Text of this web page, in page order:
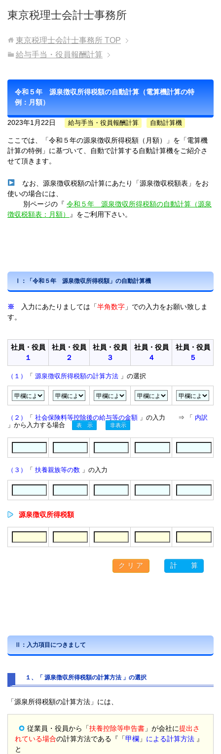
東京税理士会計士事務所
東京税理士会計士事務所 TOP
給与手当・役員報酬計算
令和５年 源泉徴収所得税額の自動計算（電算機計算の特
例：月額）
2023年1月22日 給与手当・役員報酬計算 自動計算機
ここでは、「令和５年の源泉徴収所得税額（月額）」を「電算機
計算の特例」に基づいて、自動で計算する自動計算機をご紹介さ
せて頂きます。
なお、源泉徴収税額の計算にあたり「源泉徴収税額表」をお
使いの場合には、
別ページの『 令和５年 源泉徴収所得税額の自動計算（源泉
徴収税額表：月額）
』をご利用下さい。
Ⅰ：「令和５年 源泉徴収所得税額」の自動計算機
※ 入力にあたりましては「半角数字 」での入力をお願い致しま
す。
社員・役員
１
社員・役員
２
社員・役員
３
社員・役員
４
社員・役員
５
（１） 「 源泉徴収所得税額の計算方法 」の選択
（２） 「 社会保険料等控除後の給与等の金額 」の入力 ⇒ 「 内訳
」から入力する場合
（３） 「 扶養親族等の数 」の入力
源泉徴収所得税額
Ⅱ：入力項目につきまして
１、「 源泉徴収所得税額の計算方法 」の選択
「源泉所得税額の計算方法」には、
従業員・役員から「扶養控除等申告書 」が会社に提出さ
れている場合の計算方法である『「甲欄 」 による計算方法 』
と